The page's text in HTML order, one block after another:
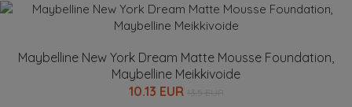
Maybelline New York Dream Matte Mousse Foundation,
Maybelline Meikkivoide
10.13 EUR